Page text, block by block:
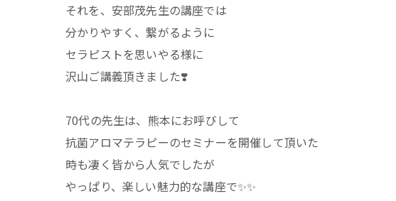
それを、安部茂先生の講座では
分かりやすく、繋がるように
セラピストを思いやる様に
沢山ご講義頂きました❣️
70代の先生は、熊本にお呼びして
抗菌アロマテラピーのセミナーを開催して頂いた
時も凄く皆から人気でしたが
やっぱり、楽しい魅力的な講座で✨✨